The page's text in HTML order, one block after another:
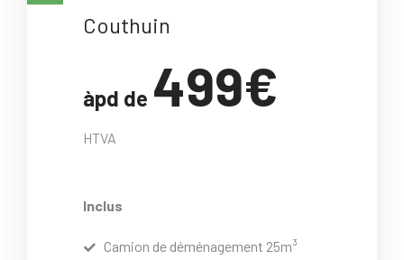
Couthuin
àpd de 499€
HTVA
Inclus
Camion de déménagement 25m³